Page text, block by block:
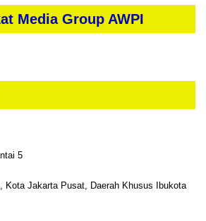
Media Group AWPI
5
Kota Jakarta Pusat, Daerah Khusus Ibukota